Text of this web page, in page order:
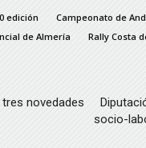
edición
Campeonato de
de Almería
Rally Costa
novedades
socio-